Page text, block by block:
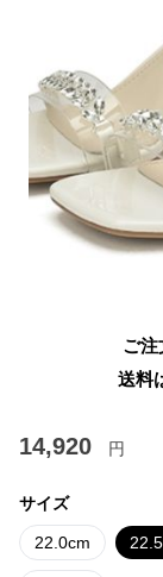
ご注
送料
14,920 円
サイズ
22.0cm